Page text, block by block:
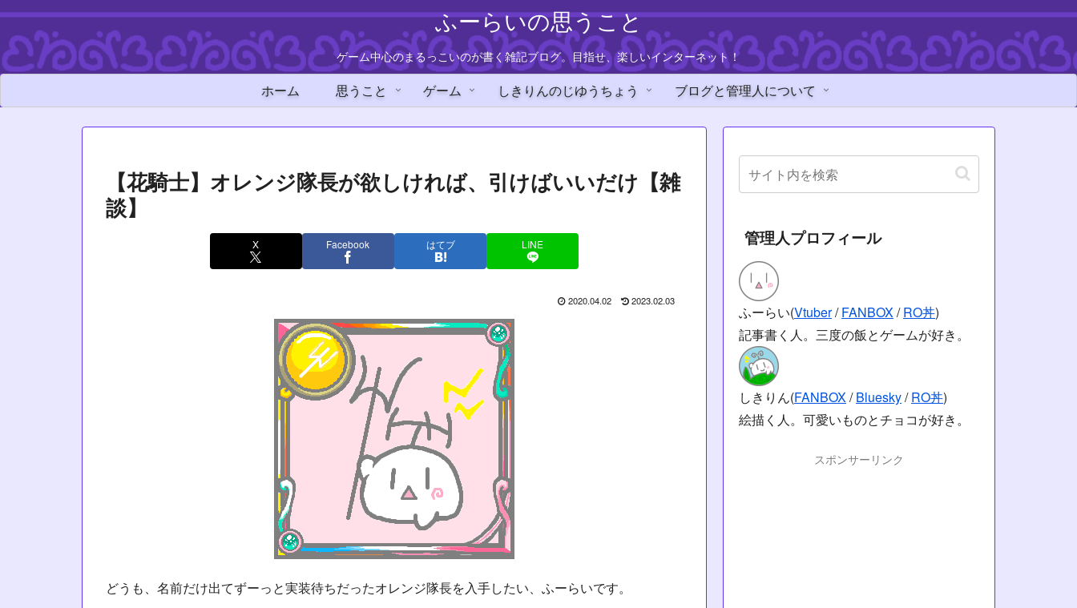
ふーらいの思うこと
ゲーム中心のまるっこいのが書く雑記ブログ。目指せ、楽しいインターネット！
ホーム 思うこと ゲーム しきりんのじゆうちょう ブログと管理人について
【花騎士】オレンジ隊長が欲しければ、引けばいいだけ【雑
談】
X Facebook はてブ LINE
2020.04.02 2023.02.03
どうも、名前だけ出てずーっと実装待ちだったオレンジ隊長を入手したい、ふーらいです。
管理人プロフィール
ふーらい(Vtuber/FANBOX/RO丼)
記事書く人。三度の飯とゲームが好き。
しきりん(FANBOX/Bluesky/RO丼)
絵描く人。可愛いものとチョコが好き。
スポンサーリンク